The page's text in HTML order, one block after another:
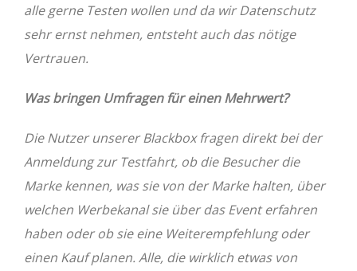
alle gerne Testen wollen und da wir Datenschutz
sehr ernst nehmen, entsteht auch das nötige
Vertrauen.
Was bringen Umfragen für einen Mehrwert?
Die Nutzer unserer Blackbox fragen direkt bei der
Anmeldung zur Testfahrt, ob die Besucher die
Marke kennen, was sie von der Marke halten, über
welchen Werbekanal sie über das Event erfahren
haben oder ob sie eine Weiterempfehlung oder
einen Kauf planen. Alle, die wirklich etwas von